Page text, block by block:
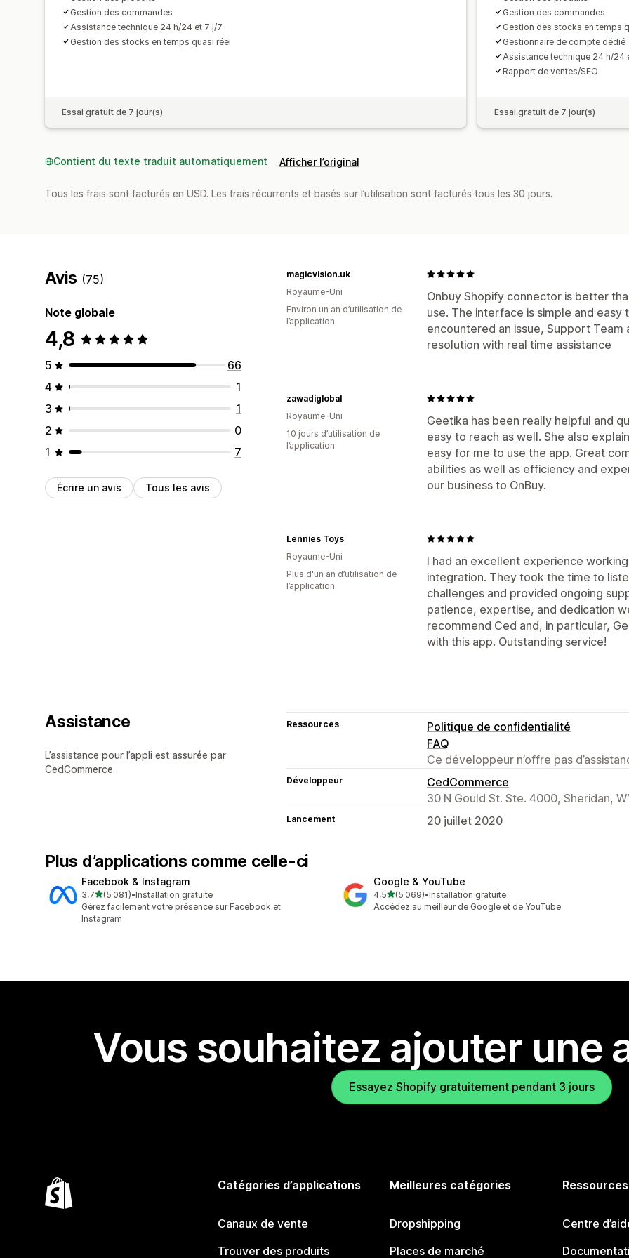
Gestion des commandes
Assistance technique 24 h/24 et 7 j/7
Gestion des stocks en temps quasi réel
Essai gratuit de 7 jour(s)
Gestion des commandes
Gestion des stocks en temps
Gestionnaire de compte dédié
Assistance technique 24 h/24
Rapport de ventes/SEO
Essai gratuit de 7 jour(s)
Contient du texte traduit automatiquement Afficher l’original
Tous les frais sont facturés en USD. Les frais récurrents et basés sur l’utilisation sont facturés tous les 30 jours.
Avis (75)
Note globale
4,8
5
66
4
1
3
1
2
0
1
7
Écrire un avis Tous les avis
Onbuy Shopify connector is better
use. The interface is simple and
encountered an issue, Support
resolution with real time assistance
magicvision.uk
Royaume-Uni
Environ un an d’utilisation de
l’application
Geetika has been really helpful and
easy to reach as well. She also
easy for me to use the app. Great
abilities as well as efficiency and
our business to OnBuy.
zawadiglobal
Royaume-Uni
10 jours d’utilisation de
l’application
I had an excellent experience
integration. They took the time to
challenges and provided ongoing
patience, expertise, and dedication
recommend Ced and, in particular,
with this app. Outstanding service!
Lennies Toys
Royaume-Uni
Plus d'un an d’utilisation de
l’application
Assistance
L’assistance pour l’appli est assurée par
CedCommerce.
Ressources
Politique de confidentialité
FAQ
Ce développeur n’offre pas
Développeur
CedCommerce
30 N Gould St. Ste. 4000, Sheridan,
Lancement 20 juillet 2020
Plus d’applications comme celle-ci
Facebook & Instagram
3,7étoile(s) sur 5
(5 081)
5081 avis au total
•Installation gratuite
Gérez facilement votre présence sur Facebook et
Instagram
Google & YouTube
4,5étoile(s) sur 5
(5 069)
5069 avis au total
•Installation gratuite
Accédez au meilleur de Google et de YouTube
Vous souhaitez ajouter une
Essayez Shopify gratuitement pendant 3 jours
Catégories d’applications
Canaux de vente
Trouver des produits
Meilleures catégories
Dropshipping
Places de marché
Ressources
Centre